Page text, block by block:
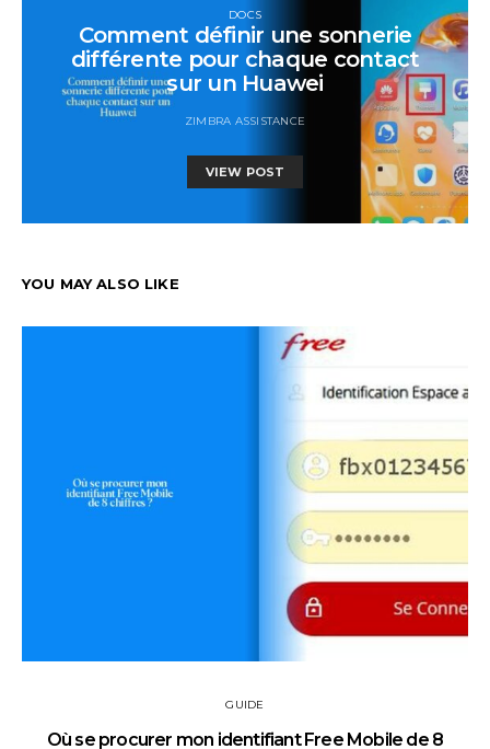
DOCS
Comment définir une sonnerie
différente pour chaque contact
sur un Huawei
ZIMBRA ASSISTANCE
VIEW POST
YOU MAY ALSO LIKE
GUIDE
Où se procurer mon identifiant Free Mobile de 8